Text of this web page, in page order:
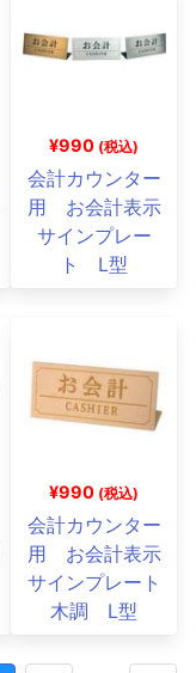
¥990 (税込)
会計カウンター
用 お会計表示
サインプレー
ト L型
¥990 (税込)
会計カウンター
用 お会計表示
サインプレート
木調 L型